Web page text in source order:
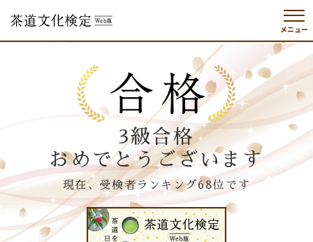
メニュー
3級合格
おめでとうございます
現在、受検者ランキング68位です